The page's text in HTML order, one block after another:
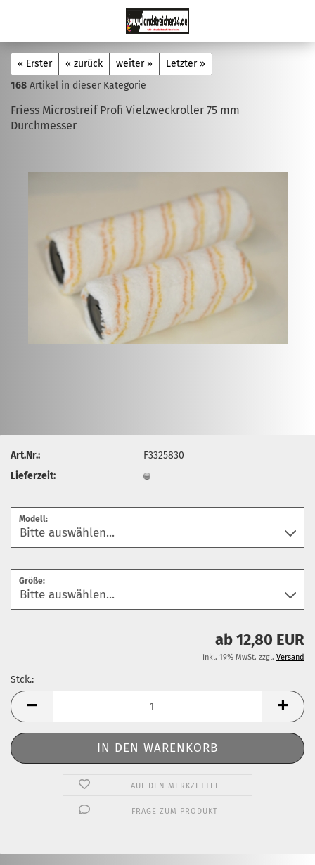
« Erster « zurück weiter »
Letzter »
168 Artikel in dieser Kategorie
Friess Microstreif Profi Vielzweckroller 75 mm
Durchmesser
Art.Nr.:
F3325830
Lieferzeit:
Modell:
Größe:
ab 12,80 EUR
inkl. 19% MwSt. zzgl. Versand
Stck.:
Stck.
AUF DEN MERKZETTEL
FRAGE ZUM PRODUKT